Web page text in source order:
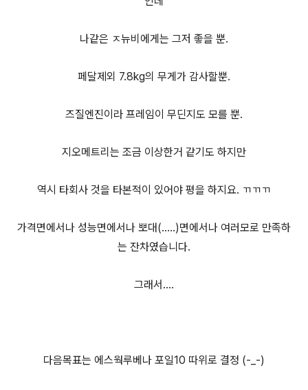
나같은 ㅈ뉴비에게는 그저 좋을 뿐.
페달제외 7.8kg의 무게가 감사할뿐.
즈질엔진이라 프레임이 무딘지도 모를 뿐.
지오메트리는 조금 이상한거 같기도 하지만
역시 타회사 것을 타본적이 있어야 평을 하지요. ㄲㄲㄲ
가격면에서나 성능면에서나 뽀대(.....)면에서나 여러모로 만족하
는 잔차였습니다.
그래서....
다음목표는 에스웍루베나 포일10 따위로 결정 (-_-)